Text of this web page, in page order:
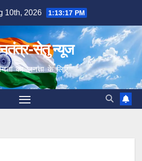
10th, 2026 1:13:19 PM
सेतु न्यूज
का जनता के लिए